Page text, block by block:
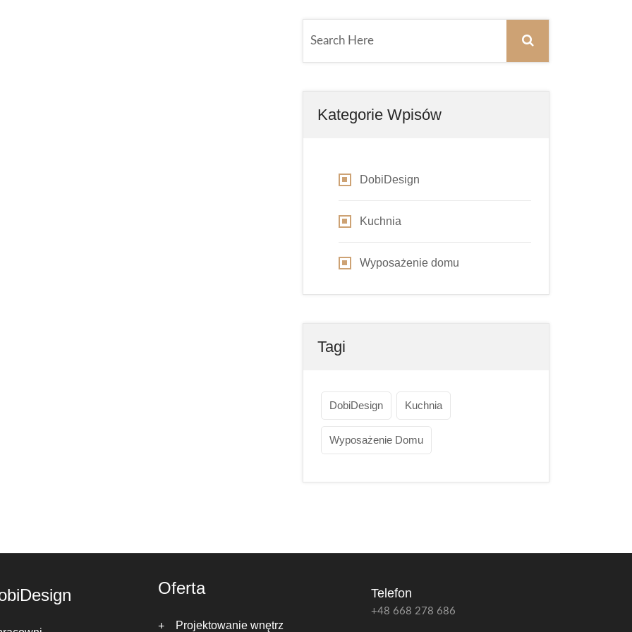
Kategorie Wpisów
DobiDesign
Kuchnia
Wyposażenie domu
Tagi
DobiDesign Kuchnia
Wyposażenie Domu
Oferta
Projektowanie wnętrz
Telefon
+48 668 278 686